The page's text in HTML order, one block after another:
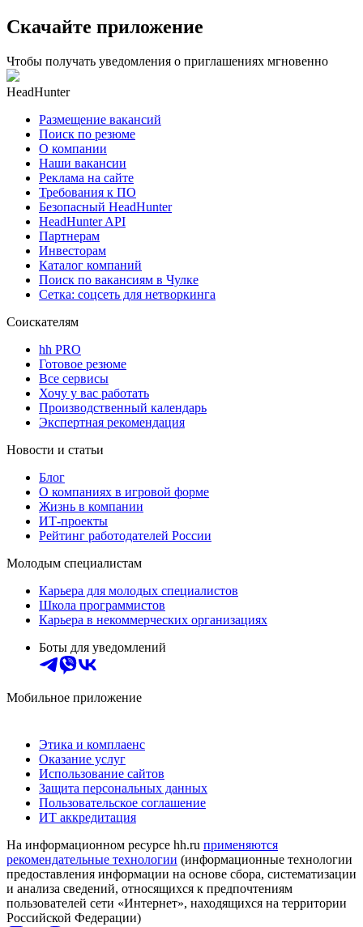
Скачайте приложение
Чтобы получать уведомления о приглашениях мгновенно
HeadHunter
Размещение вакансий
Поиск по резюме
О компании
Наши вакансии
Реклама на сайте
Требования к ПО
Безопасный HeadHunter
HeadHunter API
Партнерам
Инвесторам
Каталог компаний
Поиск по вакансиям в Чулке
Сетка: соцсеть для нетворкинга
Соискателям
hh PRO
Готовое резюме
Все сервисы
Хочу у вас работать
Производственный календарь
Экспертная рекомендация
Новости и статьи
Блог
О компаниях в игровой форме
Жизнь в компании
ИТ-проекты
Рейтинг работодателей России
Молодым специалистам
Карьера для молодых специалистов
Школа программистов
Карьера в некоммерческих организациях
Боты для уведомлений
Мобильное приложение
Этика и комплаенс
Оказание услуг
Использование сайтов
Защита персональных данных
Пользовательское соглашение
ИТ аккредитация
На информационном ресурсе hh.ru применяются
рекомендательные технологии (информационные технологии
предоставления информации на основе сбора, систематизации
и анализа сведений, относящихся к предпочтениям
пользователей сети «Интернет», находящихся на территории
Российской Федерации)